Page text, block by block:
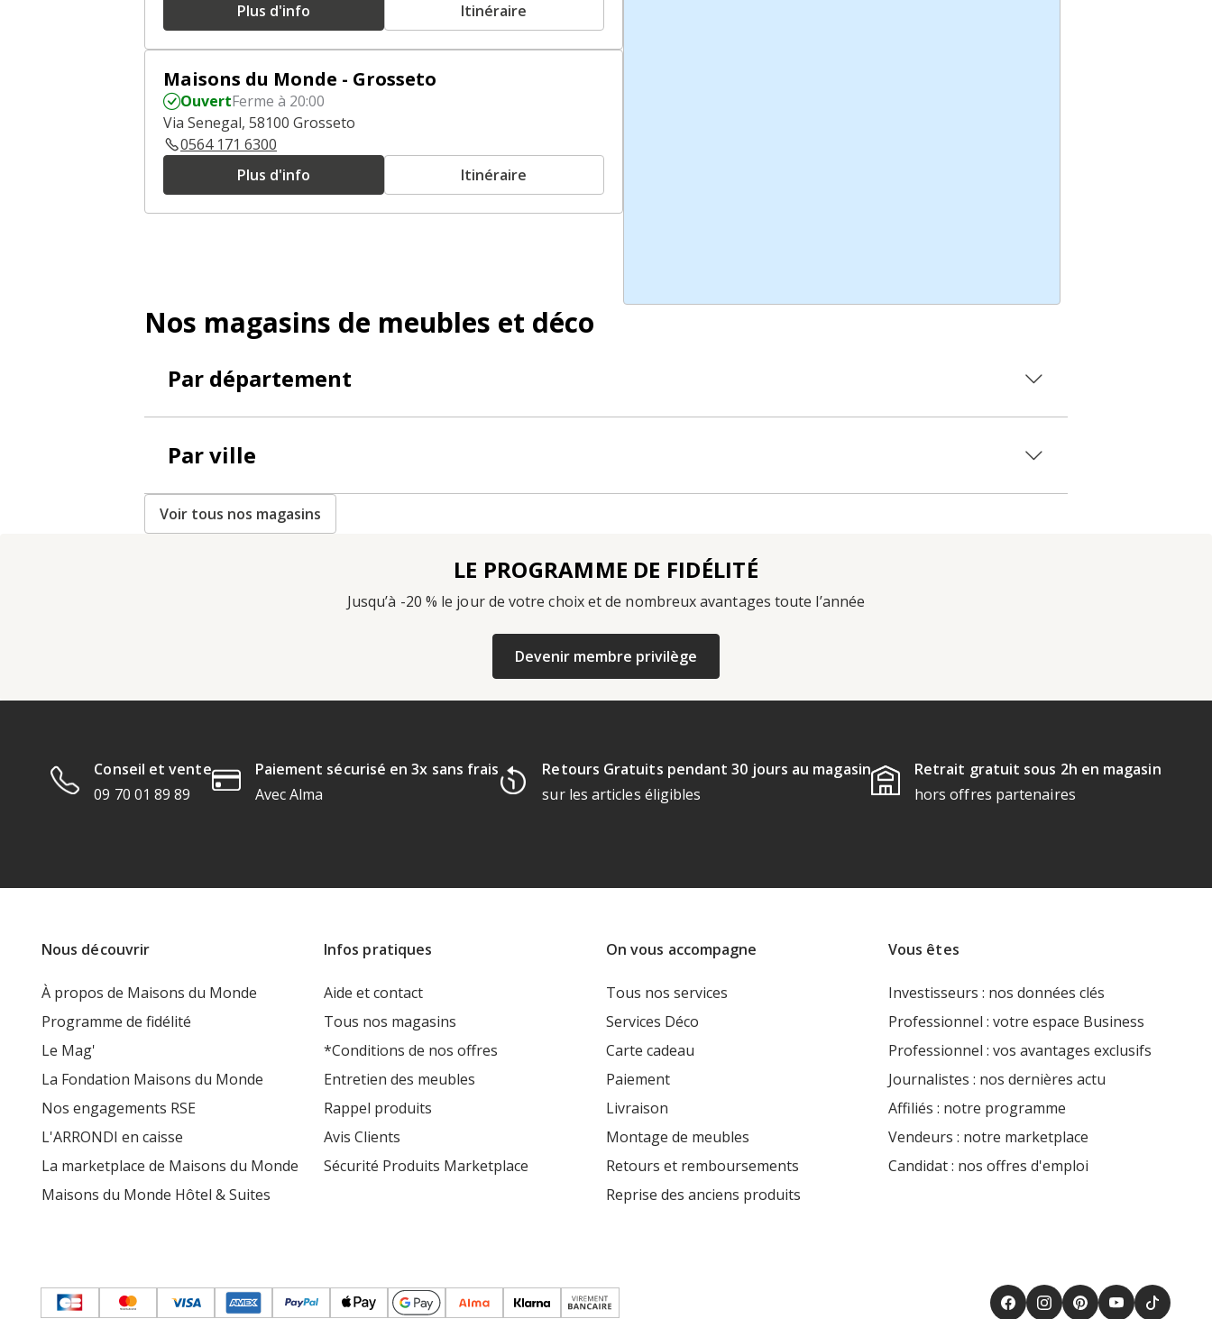
Plus d'info
Itinéraire
Maisons du Monde - Grosseto
OuvertFerme à 20:00
Via Senegal, 58100 Grosseto
0564 171 6300
Plus d'info
Itinéraire
Nos magasins de meubles et déco
Par département
Par ville
Voir tous nos magasins
LE PROGRAMME DE FIDÉLITÉ
Jusqu’à -20 % le jour de votre choix et de nombreux avantages toute l’année
Devenir membre privilège
Conseil et vente
09 70 01 89 89
Paiement sécurisé en 3x sans frais
Avec Alma
Retours Gratuits pendant 30 jours au magasin
sur les articles éligibles
Retrait gratuit sous 2h en magasin
hors offres partenaires
Nous découvrir
À propos de Maisons du Monde
Programme de fidélité
Le Mag'
La Fondation Maisons du Monde
Nos engagements RSE
L'ARRONDI en caisse
La marketplace de Maisons du Monde
Maisons du Monde Hôtel & Suites
Infos pratiques
Aide et contact
Tous nos magasins
*Conditions de nos offres
Entretien des meubles
Rappel produits
Avis Clients
Sécurité Produits Marketplace
On vous accompagne
Tous nos services
Services Déco
Carte cadeau
Paiement
Livraison
Montage de meubles
Retours et remboursements
Reprise des anciens produits
Vous êtes
Investisseurs : nos données clés
Professionnel : votre espace Business
Professionnel : vos avantages exclusifs
Journalistes : nos dernières actu
Affiliés : notre programme
Vendeurs : notre marketplace
Candidat : nos offres d'emploi